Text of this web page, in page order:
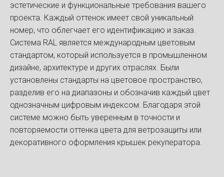
эстетические и функциональные требования вашего
проекта. Каждый оттенок имеет свой уникальный
номер, что облегчает его идентификацию и заказ.
Система RAL является международным цветовым
стандартом, который используется в промышленном
дизайне, архитектуре и других отраслях. Были
установлены стандарты на цветовое пространство,
разделив его на диапазоны и обозначив каждый цвет
однозначным цифровым индексом. Благодаря этой
системе можно быть уверенным в точности и
повторяемости оттенка цвета для ветрозащиты или
декоративного оформления крышек рекуператора.